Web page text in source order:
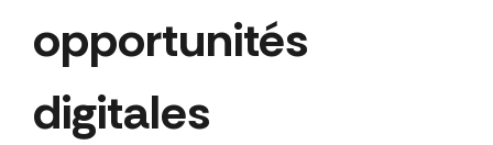
opportunités
digitales